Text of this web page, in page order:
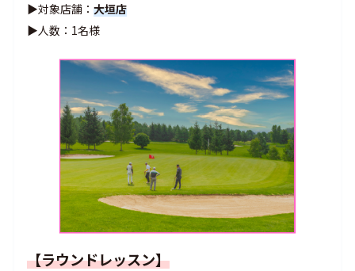
▶対象店舗： 大垣店
▶人数：1名様
【ラウンドレッスン】